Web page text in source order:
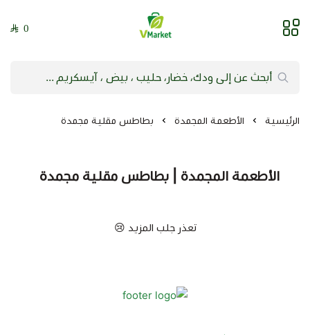
فيلج ماركت | VMarket
0
الرئيسية الأطعمة المجمدة بطاطس مقلية مجمدة
الأطعمة المجمدة | بطاطس مقلية مجمدة
تعذر جلب المزيد 😢